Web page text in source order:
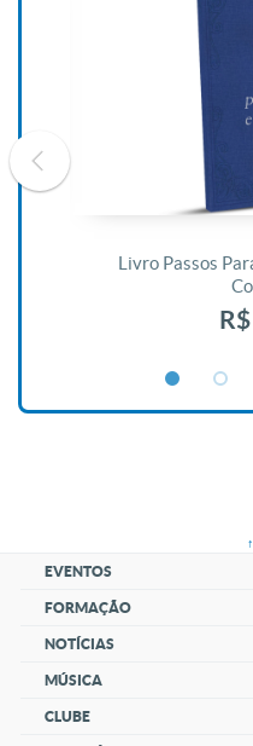
Livro Passos
EVENTOS
FORMAÇÃO
NOTÍCIAS
MÚSICA
CLUBE